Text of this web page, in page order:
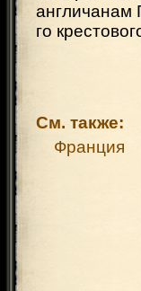
англичанам
го
См. также:
Франция